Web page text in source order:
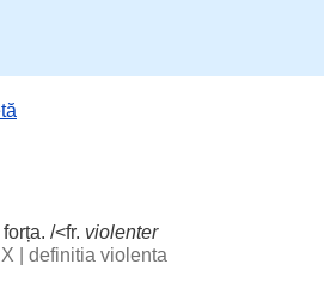
forța. /<fr. violenter
definitia violenta